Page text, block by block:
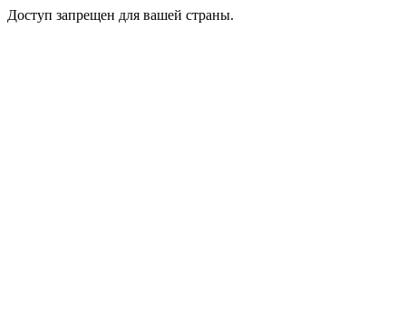
Доступ запрещен для вашей страны.